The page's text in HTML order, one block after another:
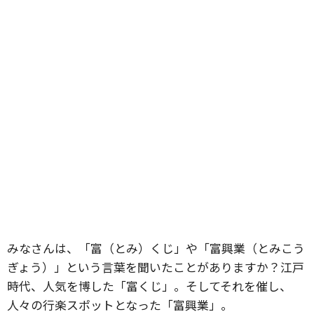
みなさんは、「富（とみ）くじ」や「富興業（とみこう
ぎょう）」という言葉を聞いたことがありますか？江戸
時代、人気を博した「富くじ」。そしてそれを催し、
人々の行楽スポットとなった「富興業」。